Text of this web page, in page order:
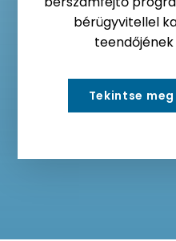
bérügyvitellel
teendőjének
Tekintse